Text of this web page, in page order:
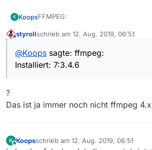
K KoopsFFMPEG:
ffmpeg:
Installationskandidat:
  Versionstabelle:
7:3.4.6-
500 http://
500 http://
Hat nichts genützt - Downloads
nicht.
styrollschrieb am 12. Aug. 2019, 06:51
zuletzt editiert von
@Koops sagte: ffmpeg:
Installiert: 7:3.4.6
?
Das ist ja immer noch nicht ffmpeg
K
Offline
Koopsschrieb am 12. Aug. 2019, 06:51
zuletzt editiert von